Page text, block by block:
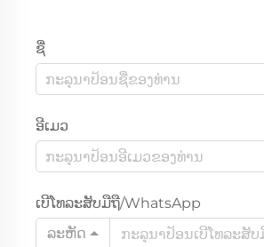
ຊື່
ອີເມວ
ເບີໂທລະສັບມືຖື/WhatsApp
ລະຫັດ